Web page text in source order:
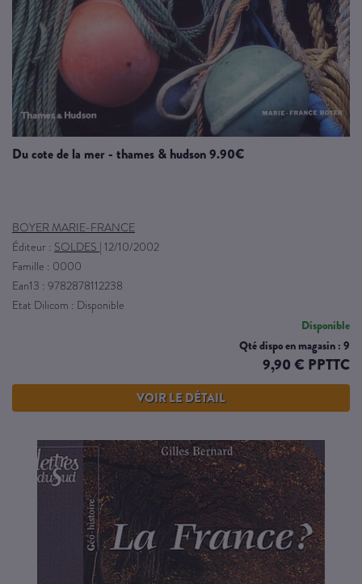
du cote de la mer - thames & hudson 9.90€
BOYER MARIE-FRANCE
Éditeur : SOLDES 12/10/2002
Famille : 0000
Ean13 : 9782878112238
Etat Dilicom : Disponible
Disponible
Qté dispo en magasin : 9
9,90 € PPTTC
VOIR LE DÉTAIL